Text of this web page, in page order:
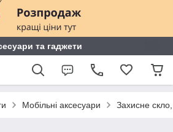
та гаджети
Мобільні аксесуари Захисне скло,